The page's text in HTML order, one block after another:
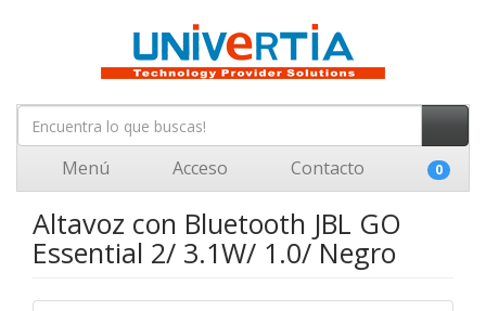
Menú Acceso Contacto 0
Altavoz con Bluetooth JBL GO
Essential 2/ 3.1W/ 1.0/ Negro